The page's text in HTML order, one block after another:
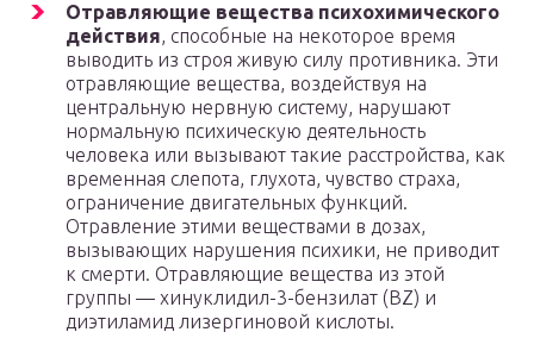
Отравляющие вещества психохимического
действия, способные на некоторое время
выводить из строя живую силу противника. Эти
отравляющие вещества, воздействуя на
центральную нервную систему, нарушают
нормальную психическую деятельность
человека или вызывают такие расстройства, как
временная слепота, глухота, чувство страха,
ограничение двигательных функций.
Отравление этими веществами в дозах,
вызывающих нарушения психики, не приводит
к смерти. Отравляющие вещества из этой
группы — хинуклидил-3-бензилат (BZ) и
диэтиламид лизергиновой кислоты.